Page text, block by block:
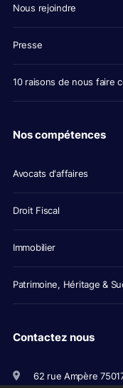
Nous rejoindre
Presse
10 raisons de nous faire
Nos compétences
Avocats d'affaires
Droit Fiscal
Immobilier
Patrimoine, Héritage &
Contactez nous
62 rue Ampère